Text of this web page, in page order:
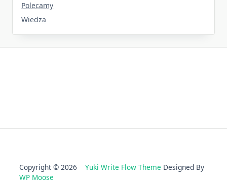
Polecamy
Wiedza
Copyright © 2026 Yuki Write Flow Theme Designed By
WP Moose